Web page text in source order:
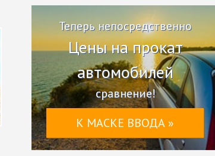
Теперь непосредственно
Цены на прокат
автомобилей
сравнение!
К МАСКЕ ВВОДА »